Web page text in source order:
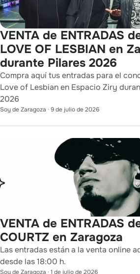
VENTA de ENTRADAS
LOVE OF LESBIAN en
durante Pilares 2026
Compra aquí tus entradas para el
Love of Lesbian en Espacio Ziry
2026
Soy de Zaragoza · 9 de julio de 2026
VENTA de ENTRADAS
COURTZ en Zaragoza
Las entradas están a la venta online
desde las 18:00 h.
Soy de Zaragoza · 1 de julio de 2026